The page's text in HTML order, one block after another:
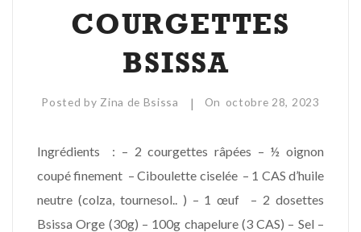
Cadeaux
Recettes boissons
Recettes sucrées
Partenaires
Mon Compte
COURGETTES
BSISSA
Posted by Zina de Bsissa | On octobre 28, 2023
Ingrédients : – 2 courgettes râpées – ½ oignon
coupé finement – Ciboulette ciselée – 1 CAS d’huile
neutre (colza, tournesol.. ) – 1 œuf – 2 dosettes
Bsissa Orge (30g) – 100g chapelure (3 CAS) – Sel –